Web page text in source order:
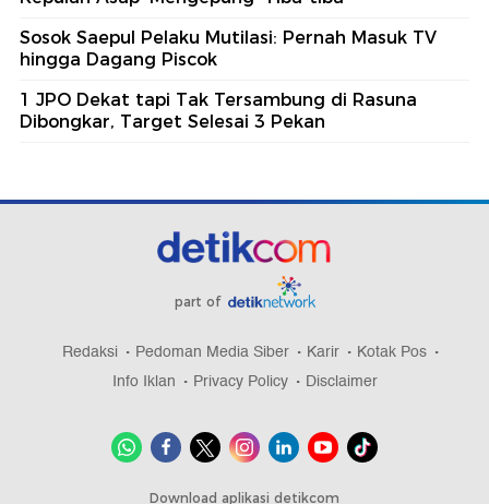
Sosok Saepul Pelaku Mutilasi: Pernah Masuk TV
hingga Dagang Piscok
1 JPO Dekat tapi Tak Tersambung di Rasuna
Dibongkar, Target Selesai 3 Pekan
part of
Redaksi Pedoman Media Siber Karir
Kotak Pos
Info Iklan
Privacy Policy Disclaimer
Download aplikasi detikcom